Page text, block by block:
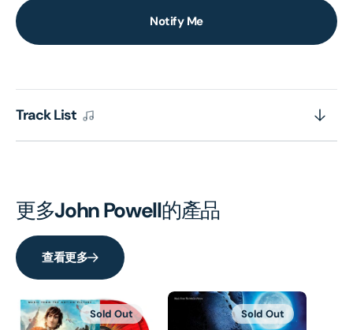
Notify Me
Track List
更多John Powell的產品
查看更多
Sold Out Sold Out